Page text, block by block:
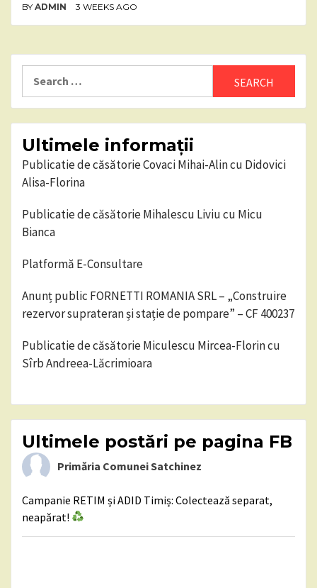
BY ADMIN 3 WEEKS AGO
for:
Ultimele informații
Publicatie de căsătorie Covaci Mihai-Alin cu Didovici
Alisa-Florina
Publicatie de căsătorie Mihalescu Liviu cu Micu
Bianca
Platformă E-Consultare
Anunț public FORNETTI ROMANIA SRL – „Construire
rezervor suprateran și stație de pompare” – CF 400237
Publicatie de căsătorie Miculescu Mircea-Florin cu
Sîrb Andreea-Lăcrimioara
Ultimele postări pe pagina FB
Primăria Comunei Satchinez
Campanie RETIM și ADID Timiș: Colectează separat,
neapărat!